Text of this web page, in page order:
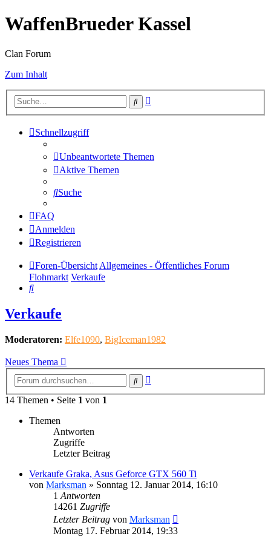
WaffenBrueder Kassel
Clan Forum
Zum Inhalt
Suche
Schnellzugriff
Unbeantwortete Themen
Aktive Themen
Suche
FAQ
Anmelden
Registrieren
Foren-ÜbersichtAllgemeines - Öffentliches Forum
Flohmarkt Verkaufe
Suche
Verkaufe
Moderatoren: Elfe1090, BigIceman1982
Neues Thema
Suche
14 Themen • Seite 1 von 1
Themen
Antworten
Zugriffe
Letzter Beitrag
Verkaufe Graka, Asus Geforce GTX 560 Ti
von Marksman » Sonntag 12. Januar 2014, 16:10
1 Antworten
14261 Zugriffe
Letzter Beitrag von Marksman
Montag 17. Februar 2014, 19:33